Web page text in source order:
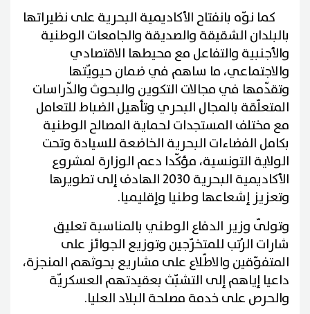
كما نوّه بانفتاح الأكاديمية البحرية على نظيراتها
بالبلدان الشقيقة والصديقة والجامعات الوطنية
والأجنبية والتفاعل مع محيطها الاقتصادي
والاجتماعي، ما ساهم في ضمان حيويّتها
وتقدّمها في مجالات التكوين والبحوث والدّراسات
المتعلّقة بالمجال البحري وتأهيل الضباط للتعامل
مع مختلف المستجدات لحماية المصالح الوطنية
بكامل الفضاءات البحرية الخاضعة للسيادة وتحت
الولاية التونسية، مؤكّدا دعم الوزارة لمشروع
الأكاديمية البحرية 2030 الهادف إلى تطويرها
وتعزيز إشعاعها وطنيا وإقليميا.
وتولّى وزير الدفاع الوطني بالمناسبة تعليق
شارات الرُتب للمتخرّجين وتوزيع الجوائز على
المتفوّقين والاطّلاع على مشاريع بحوثهم المنجزة،
داعيا إياهم إلى التشبّث بعقيدتهم العسكريّة
والحرص على خدمة مصلحة البلاد العليا.